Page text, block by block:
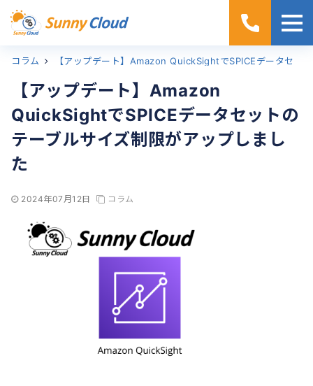
ホーム
コラム
【アップデート】Amazon
QuickSightでSPICEデータセットの
テーブルサイズ制限がアップしまし
た
2024年07月12日 コラム